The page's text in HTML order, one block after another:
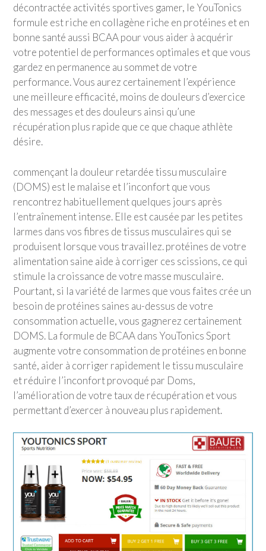
décontractée activités sportives gamer, le YouTonics
formule est riche en collagène riche en protéines et en
bonne santé aussi BCAA pour vous aider à acquérir
votre potentiel de performances optimales et que vous
gardez en permanence au sommet de votre
performance. Vous aurez certainement l’expérience
une meilleure efficacité, moins de douleurs d’exercice
des messages et des douleurs ainsi qu’une
récupération plus rapide que ce que chaque athlète
désire.
commençant la douleur retardée tissu musculaire
(DOMS) est le malaise et l’inconfort que vous
rencontrez habituellement quelques jours après
l’entraînement intense. Elle est causée par les petites
larmes dans vos fibres de tissus musculaires qui se
produisent lorsque vous travaillez. protéines de votre
alimentation saine aide à corriger ces scissions, ce qui
stimule la croissance de votre masse musculaire.
Pourtant, si la variété de larmes que vous faites crée un
besoin de protéines saines au-dessus de votre
consommation actuelle, vous gagnerez certainement
DOMS. La formule de BCAA dans YouTonics Sport
augmente votre consommation de protéines en bonne
santé, aider à corriger rapidement le tissu musculaire
et réduire l’inconfort provoqué par Doms,
l’amélioration de votre taux de récupération et vous
permettant d’exercer à nouveau plus rapidement.